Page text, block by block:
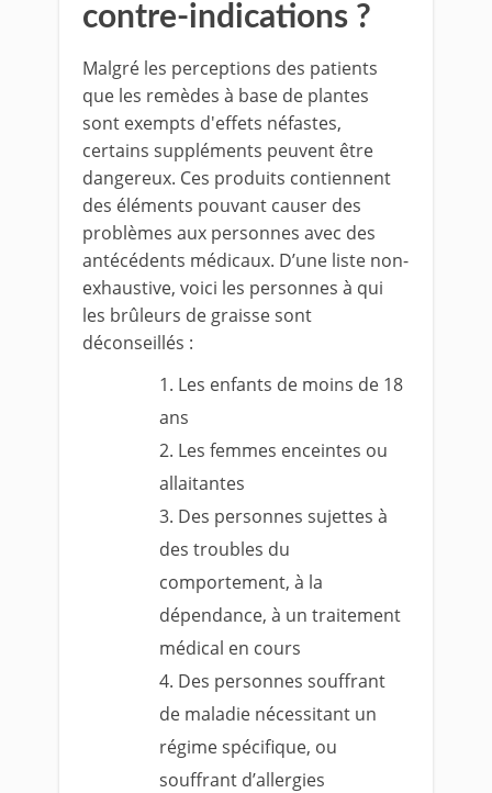
contre-indications ?
Malgré les perceptions des patients
que les remèdes à base de plantes
sont exempts d'effets néfastes,
certains suppléments peuvent être
dangereux. Ces produits contiennent
des éléments pouvant causer des
problèmes aux personnes avec des
antécédents médicaux. D’une liste non-
exhaustive, voici les personnes à qui
les brûleurs de graisse sont
déconseillés :
Les enfants de moins de 18
ans
Les femmes enceintes ou
allaitantes
Des personnes sujettes à
des troubles du
comportement, à la
dépendance, à un traitement
médical en cours
Des personnes souffrant
de maladie nécessitant un
régime spécifique, ou
souffrant d’allergies